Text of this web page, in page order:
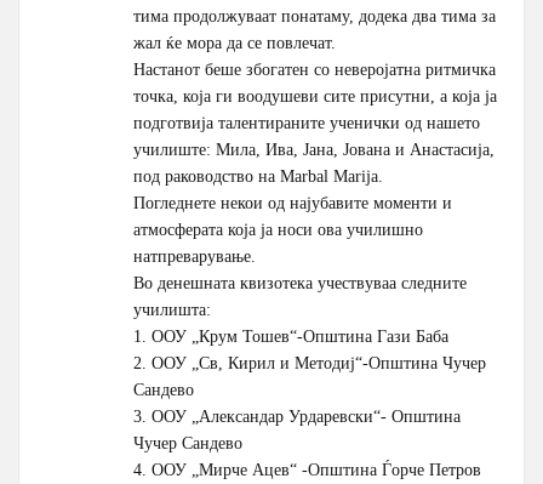
тима продолжуваат понатаму, додека два тима за
жал ќе мора да се повлечат.
Настанот беше збогатен со неверојатна ритмичка
точка, која ги воодушеви сите присутни, а која ја
подготвија талентираните ученички од нашето
училиште: Мила, Ива, Јана, Јована и Анастасија,
под раководство на Marbal Marija.
Погледнете некои од најубавите моменти и
атмосферата која ја носи ова училишно
натпреварување.
Во денешната квизотека учествуваа следните
училишта:
1. ООУ „Крум Тошев“-Општина Гази Баба
2. ООУ „Св, Кирил и Методиј“-Општина Чучер
Сандево
3. ООУ „Александар Урдаревски“- Општина
Чучер Сандево
4. ООУ „Мирче Ацев“ -Општина Ѓорче Петров